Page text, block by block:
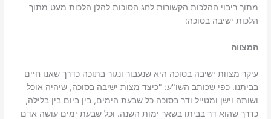
מתוך ריבוי ההלכות הקשורות לחג הסוכות להלן הלכות מעט מתוך
הלכות ישיבה בסוכה:
המצווה
עיקר מצוות ישיבה בסוכה היא שנעבור ונגור בתוכה כדרך שאנו חיים
בביתנו. כפי שכותב השו"ע: "כיצד מצות ישיבה בסוכה, שיהיה אוכל
ושותה וישן ומטייל ודר בסוכה כל שבעת הימים, בין ביום בין בלילה,
כדרך שהוא דר בביתו בשאר ימות השנה. וכל שבעת ימים עושה אדם